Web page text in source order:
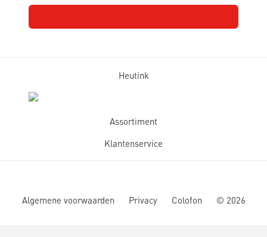
Heutink
Assortiment
Klantenservice
Algemene voorwaarden Privacy Colofon © 2026